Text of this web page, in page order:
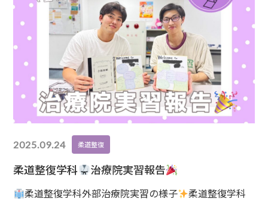
2025.09.24 柔道整復
柔道整復学科 治療院実習報告
柔道整復学科外部治療院実習の様子
柔道整復学科